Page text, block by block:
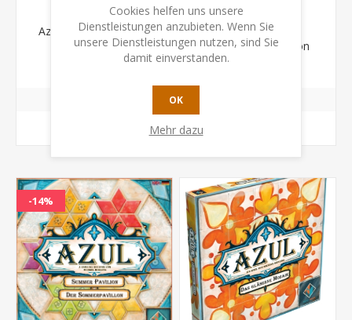
Azul - Spiel des Jahres
2018
Azul - Die
Buntglasfenster von
-14%
Cookies helfen uns unsere
Dienstleistungen anzubieten. Wenn Sie
unsere Dienstleistungen nutzen, sind Sie
damit einverstanden.
OK
Mehr dazu